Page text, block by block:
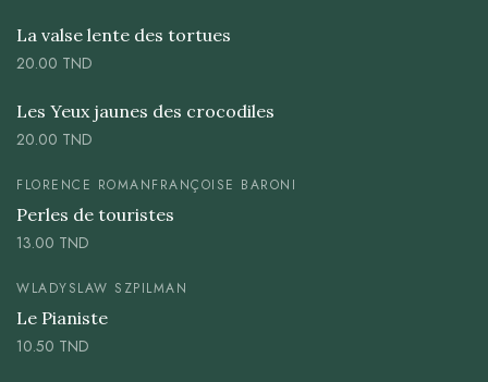
La valse lente des tortues
20.00 TND
Les Yeux jaunes des crocodiles
20.00 TND
FLORENCE ROMANFRANÇOISE BARONI
Perles de touristes
13.00 TND
WLADYSLAW SZPILMAN
Le Pianiste
10.50 TND